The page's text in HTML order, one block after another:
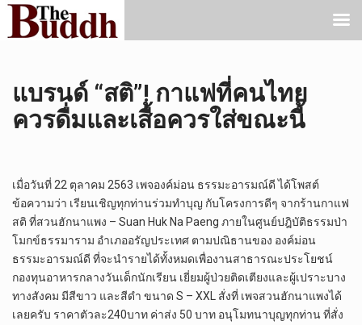
แบรนด์ “สติ”! กาแฟที่คนไทย
ควรดื่มและเสื้อควรใส่ขณะนี้
เมื่อวันที่ 22 ตุลาคม 2563 เพจองค์ม่อน ธรรมะอารมณ์ดี ได้โพสต์
ข้อความว่า เรียนเชิญทุกท่านร่วมทำบุญ กับโครงการดีๆ จากร้านกาแฟ
สติ ที่สวนฮักนาแพง – Suan Huk Na Paeng ภายในศูนย์ปฎิบัติธรรมป่า
โมกข์ธรรมาราม อำเภออรัญประเทศ ตามปณิธานของ องค์ม่อน
ธรรมะอารมณ์ดี ที่จะนำรายได้ทั้งหมดเพื่องานสาธารณะประโยชน์
กองทุนอาหารกลางวันเด็กนักเรียน เยี่ยมผู้ป่วยติดเตียงและผู้เปราะบาง
ทางสังคม มีสีขาว และสีดำ ขนาด S – XXL สั่งที่ เพจสวนฮักนาแพงได้
เลยครับ ราคาตัวละ240บาท ค่าส่ง 50 บาท อนุโมทนาบุญทุกท่าน ที่สั่ง